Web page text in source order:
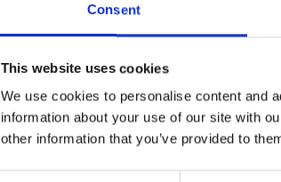
Consent
This website uses cookies
We use cookies to personalise content and
information about your use of our site with
other information that you’ve provided to
Wir empfehlen
Sie müssen den
Steco Projects BV
Elerweg 57
3680 Maaseik